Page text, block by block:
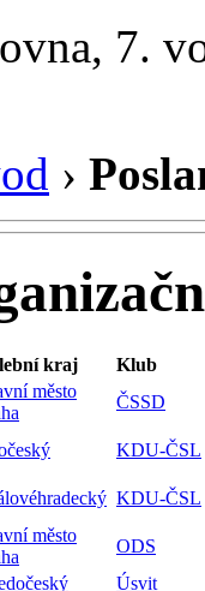
7.
›
kraj
Klub
město
ČSSD
KDU-ČSL
KDU-ČSL
město
ODS
Úsvit